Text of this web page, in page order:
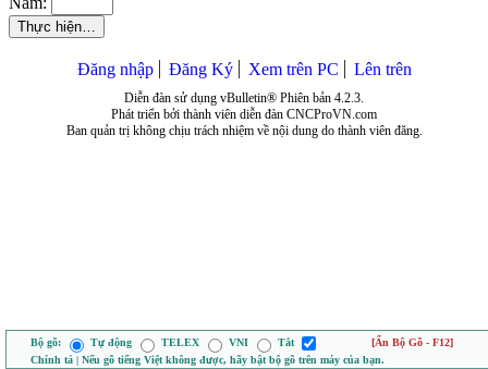
Thực hiện…
Đăng nhập Đăng Ký Xem trên PC Lên trên
Diễn đàn sử dụng vBulletin® Phiên bản 4.2.3.
Phát triển bởi thành viên diễn đàn CNCProVN.com
Ban quản trị không chịu trách nhiệm về nội dung do thành viên đăng.
Bộ gõ: Tự động TELEX VNI Tắt
[Ẩn Bộ Gõ - F12]
Chính tả | Nếu gõ tiếng Việt không được, hãy bật bộ gõ trên máy của bạn.